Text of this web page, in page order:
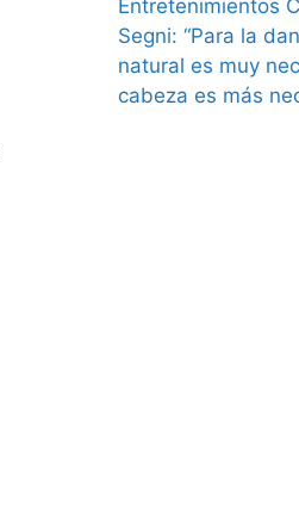
Entretenimientos
Segni: “Para la
natural es muy
cabeza es más